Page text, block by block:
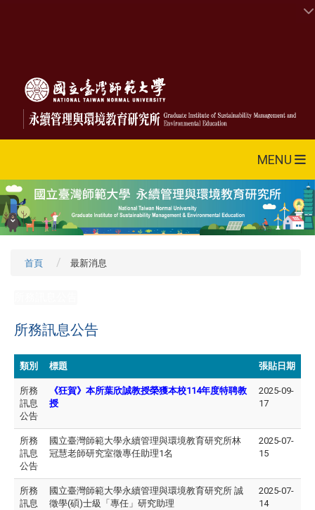
MENU
首頁 最新消息
所務訊息公告
類別 標題 張貼日期
所務
訊息
公告
《狂賀》本所葉欣誠教授榮獲本校114年度特聘教
授
2025-09-
17
所務
訊息
公告
國立臺灣師範大學永續管理與環境教育研究所林
冠慧老師研究室徵專任助理1名
2025-07-
15
所務
訊息
國立臺灣師範大學永續管理與環境教育研究所 誠
徵學(碩)士級「專任」研究助理
2025-07-
14